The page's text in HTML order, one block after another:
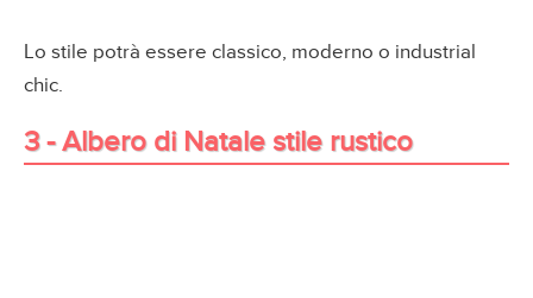
Lo stile potrà essere classico, moderno o industrial
chic.
3 - Albero di Natale stile rustico